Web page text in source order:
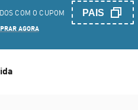
COM O CUPOM PAIS
AGORA